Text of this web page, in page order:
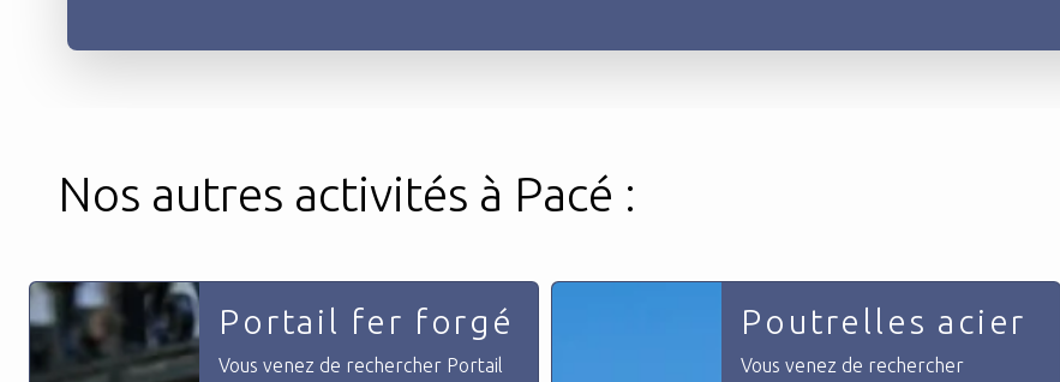
Nos autres activités à Pacé :
Poutrelles acier
Vous venez de rechercher
Terrasse
métallique